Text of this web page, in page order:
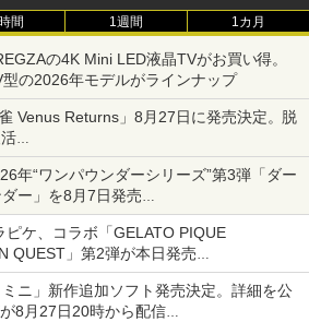
間 1週間 1カ月
の4K Mini LED液晶TVがお買い得。
の2026年モデルがラインナップ
Venus Returns」8月27日に発売決定。脱
オフになるセールが実施
年“ワンパウンダーシリーズ”第3弾「ダー
ー」を8月7日発売
ソース」を使用した超大型チーズバーガー
ピケ、コラボ「GELATO PIQUE
QUEST」第2弾が本日発売
スライムやわたぼう、ベビーサタンなどが
場
ミニ」新作追加ソフト発売決定。詳細を公
8月27日20時から配信